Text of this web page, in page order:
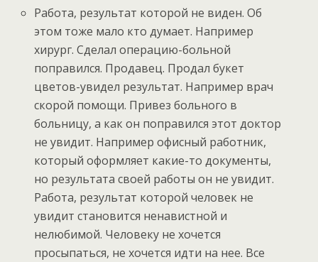
Работа, результат которой не виден. Об
этом тоже мало кто думает. Например
хирург. Сделал операцию-больной
поправился. Продавец. Продал букет
цветов-увидел результат. Например врач
скорой помощи. Привез больного в
больницу, а как он поправился этот доктор
не увидит. Например офисный работник,
который оформляет какие-то документы,
но результата своей работы он не увидит.
Работа, результат которой человек не
увидит становится ненавистной и
нелюбимой. Человеку не хочется
просыпаться, не хочется идти на нее. Все